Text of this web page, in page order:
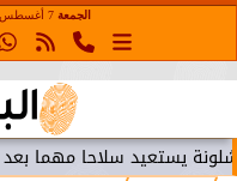
الجمعة
سلاحا مهما بعد صدمة